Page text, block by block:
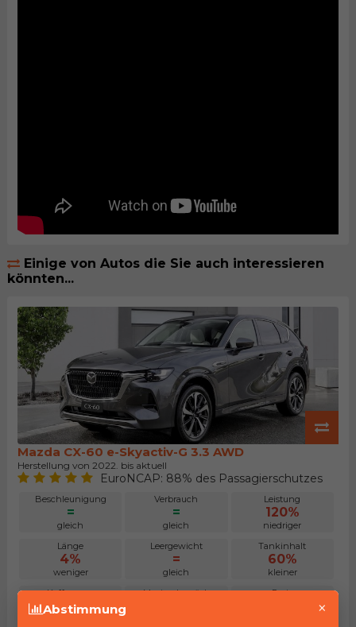
Einige von Autos die Sie auch interessieren
könnten...
Mazda CX-60 e-Skyactiv-G 3.3 AWD
Herstellung von 2022. bis aktuell
EuroNCAP: 88% des Passagierschutzes
Beschleunigung
=
gleich
Verbrauch
=
gleich
Leistung
120%
niedriger
Länge
4%
weniger
Leergewicht
=
gleich
Tankinhalt
60%
kleiner
Kofferraum
36%
Maximalgepäck Preis
Abstimmung ×